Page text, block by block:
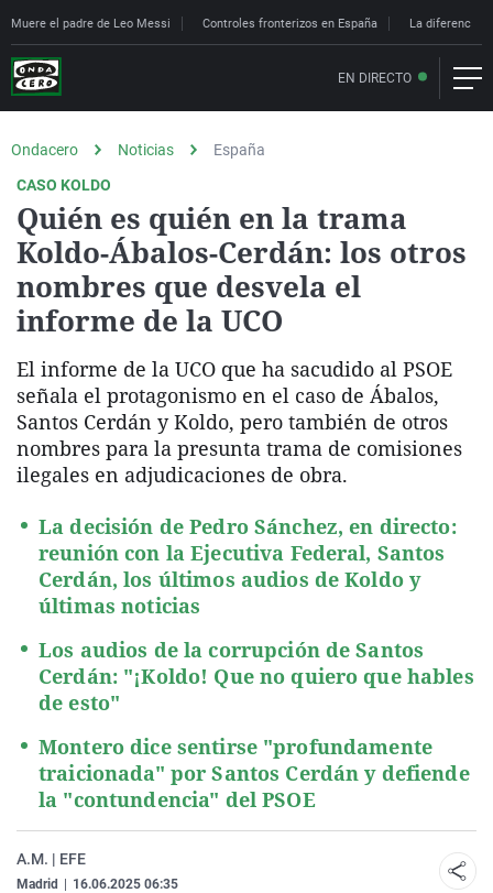
Muere el padre de Leo Messi Controles fronterizos en España La diferencia
EN DIRECTO
Ondacero Noticias
España
CASO KOLDO
Quién es quién en la trama
Koldo-Ábalos-Cerdán: los otros
nombres que desvela el
informe de la UCO
El informe de la UCO que ha sacudido al PSOE
señala el protagonismo en el caso de Ábalos,
Santos Cerdán y Koldo, pero también de otros
nombres para la presunta trama de comisiones
ilegales en adjudicaciones de obra.
La decisión de Pedro Sánchez, en directo:
reunión con la Ejecutiva Federal, Santos
Cerdán, los últimos audios de Koldo y
últimas noticias
Los audios de la corrupción de Santos
Cerdán: "¡Koldo! Que no quiero que hables
de esto"
Montero dice sentirse "profundamente
traicionada" por Santos Cerdán y defiende
la "contundencia" del PSOE
A.M. | EFE
Madrid 16.06.2025 06:35